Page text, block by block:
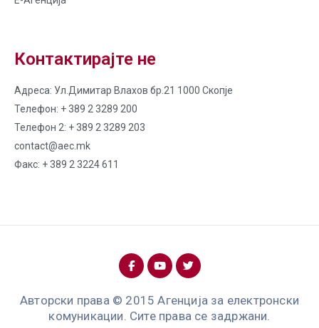
Контактирајте не
Адреса: Ул.Димитар Влахов бр.21 1000 Скопје
Телефон: + 389 2 3289 200
Телефон 2: + 389 2 3289 203
contact@aec.mk
Факс: + 389 2 3224 611
Авторски права © 2015 Агенција за електронски
комуникации. Сите права се задржани.